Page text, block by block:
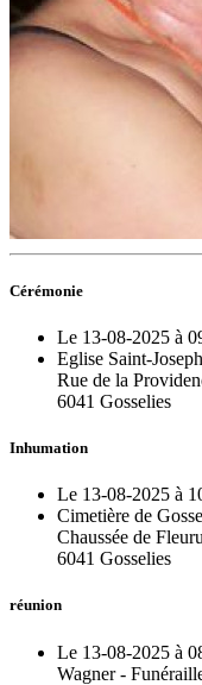
Cérémonie
Le 13-08-2025 à
Eglise Saint-Joseph
Rue de la
6041 Gosselies
Inhumation
Le 13-08-2025 à
Cimetière de
Chaussée de
6041 Gosselies
réunion
Le 13-08-2025 à
Wagner -